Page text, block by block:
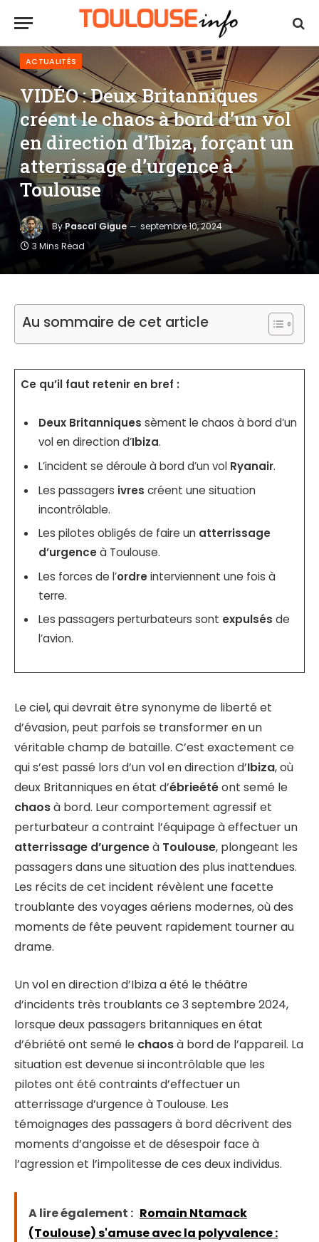
ACTUALITÉS
VIDÉO : Deux Britanniques
créent le chaos à bord d’un vol
en direction d’Ibiza, forçant un
atterrissage d’urgence à
Toulouse
ByPascal Gigue
septembre 10, 2024
3 Mins Read
Au sommaire de cet article
Ce qu’il faut retenir en bref :
Deux Britanniques sèment le chaos à bord d’un
vol en direction d’Ibiza.
L’incident se déroule à bord d’un vol Ryanair.
Les passagers ivres créent une situation
incontrôlable.
Les pilotes obligés de faire un atterrissage
d’urgenceà Toulouse.
Les forces de l’ordreinterviennent une fois à
terre.
Les passagers perturbateurs sont expulsés de
l’avion.
Le ciel, qui devrait être synonyme de liberté et
d’évasion, peut parfois se transformer en un
véritable champ de bataille. C’est exactement ce
qui s’est passé lors d’un vol en direction d’Ibiza, où
deux Britanniques en état d’ébrieétéont semé le
chaosà bord. Leur comportement agressif et
perturbateur a contraint l’équipage à effectuer un
atterrissage d’urgenceà Toulouse, plongeant les
passagers dans une situation des plus inattendues.
Les récits de cet incident révèlent une facette
troublante des voyages aériens modernes, où des
moments de fête peuvent rapidement tourner au
drame.
Un vol en direction d’Ibiza a été le théâtre
d’incidents très troublants ce 3 septembre 2024,
lorsque deux passagers britanniques en état
d’ébriété ont semé le chaosà bord de l’appareil. La
situation est devenue si incontrôlable que les
pilotes ont été contraints d’effectuer un
atterrissage d’urgence à Toulouse. Les
témoignages des passagers à bord décrivent des
moments d’angoisse et de désespoir face à
l’agression et l’impolitesse de ces deux individus.
A lire également : Romain Ntamack
(Toulouse) s'amuse avec la polyvalence :